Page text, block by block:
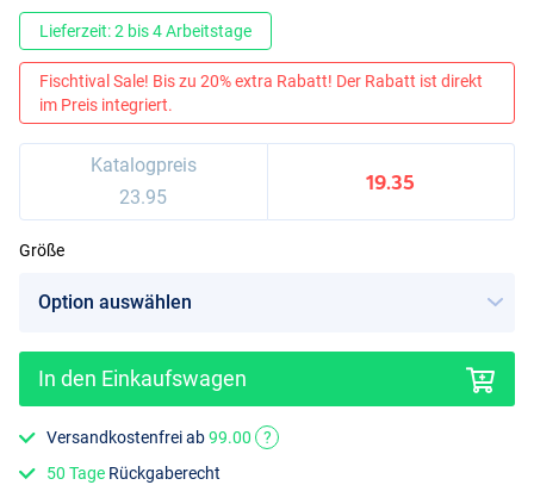
Lieferzeit: 2 bis 4 Arbeitstage
Fischtival Sale! Bis zu 20% extra Rabatt! Der Rabatt ist direkt
im Preis integriert.
Katalogpreis
23.95
19.35
Größe
In den Einkaufswagen
Versandkostenfrei ab99.00
?
50 Tage Rückgaberecht